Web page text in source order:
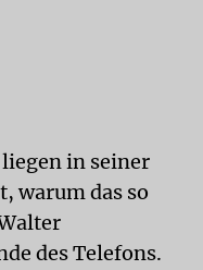
in seiner
warum das so
des Telefons.